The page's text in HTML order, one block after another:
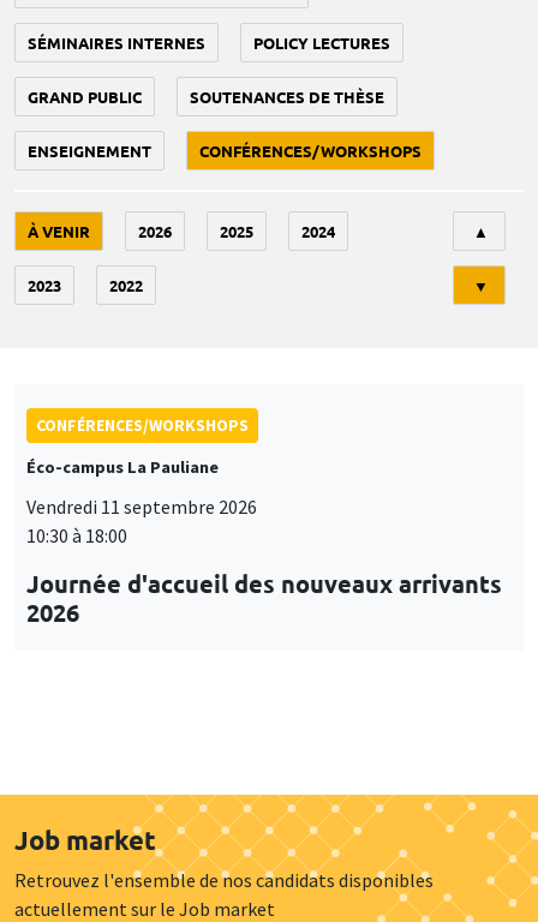
SÉMINAIRES INTERNES POLICY LECTURES
GRAND PUBLIC SOUTENANCES DE THÈSE
ENSEIGNEMENT CONFÉRENCES/WORKSHOPS
À VENIR 2026 2025 2024
2023 2022
▲
▼
CONFÉRENCES/WORKSHOPS
Éco-campus La Pauliane
Vendredi 11 septembre 2026
10:30 à 18:00
Journée d'accueil des nouveaux arrivants
2026
Job market
Retrouvez l'ensemble de nos candidats disponibles
actuellement sur le Job market